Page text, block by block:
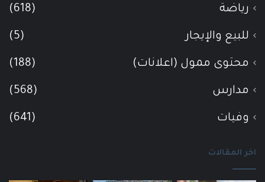
رياضة (618)
للبيع والإيجار (5)
محتوى ممول (اعلانات) (188)
مدارس (568)
وفيات (641)
اخر المقالات